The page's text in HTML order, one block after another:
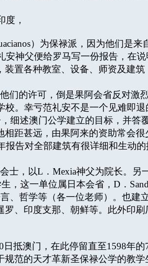
度，
）为保禄派，因为他们是来
神父便给罗马写一份报告，在说
置各种教室、设备、师资及建筑
们的许可，倒是果阿会省反对激
。幸亏范礼安不是一个见难即退
细述澳门公学建立的目标，并答
距甚远，由果阿来的资助常会很
报告对全部建筑有很详细和生动的
士，以L．Mexia神父为院长。另
，这一单位属日本会省，D．
、哲学等（各一位老师）。也建
、印度支那、朝鲜等。此外印刷
抵澳门，在此停留直至1598年的
范的天才革新圣保禄公学的教学